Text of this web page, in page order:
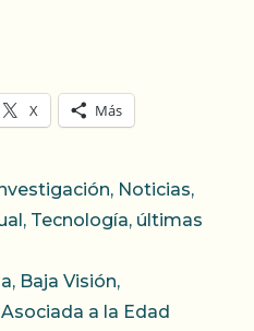
X Más
, Noticias,
, Tecnología, últimas
, Baja Visión,
a la Edad